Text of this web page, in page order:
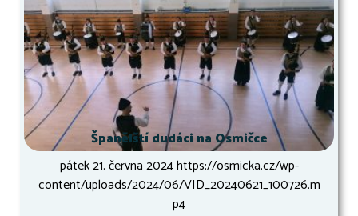
Španělští dudáci na Osmičce
pátek 21. června 2024 https://osmicka.cz/wp-
content/uploads/2024/06/VID_20240621_100726.m
p4